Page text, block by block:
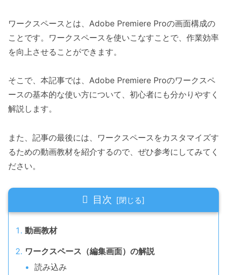
ワークスペースとは、Adobe Premiere Proの画面構成の
ことです。ワークスペースを使いこなすことで、作業効率
を向上させることができます。
そこで、本記事では、Adobe Premiere Proのワークスペ
ースの基本的な使い方について、初心者にも分かりやすく
解説します。
また、記事の最後には、ワークスペースをカスタマイズす
るための動画教材を紹介するので、ぜひ参考にしてみてく
ださい。
目次
動画教材
ワークスペース（編集画面）の解説
読み込み